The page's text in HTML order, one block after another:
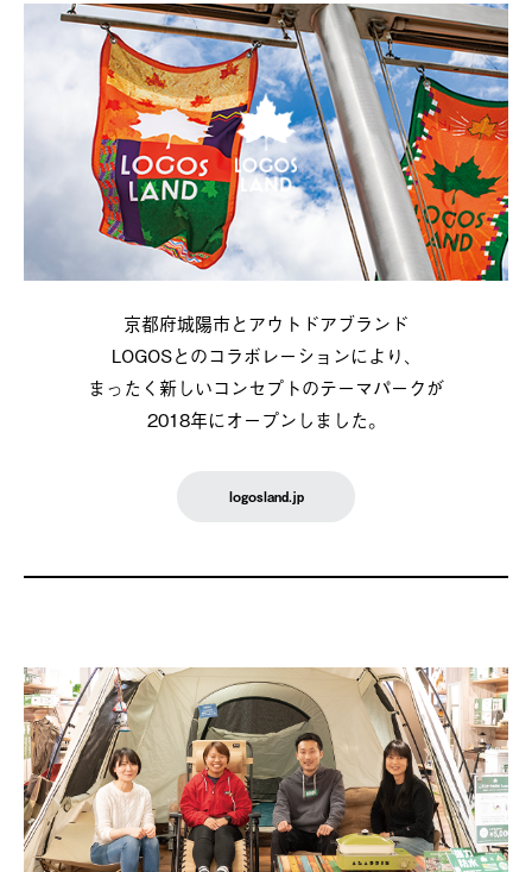
京都府城陽市とアウトドアブランド
LOGOSとのコラボレーションにより、
まったく新しいコンセプトのテーマパークが
2018年にオープンしました。
logosland.jp